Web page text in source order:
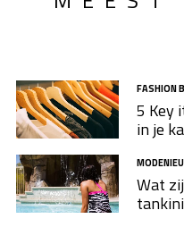
FASHION
5 Key
in je
Wat